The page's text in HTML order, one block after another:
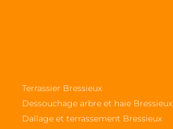
Terrassier Bressieux
Dessouchage arbre et haie Bressieux
Dallage et terrassement Bressieux